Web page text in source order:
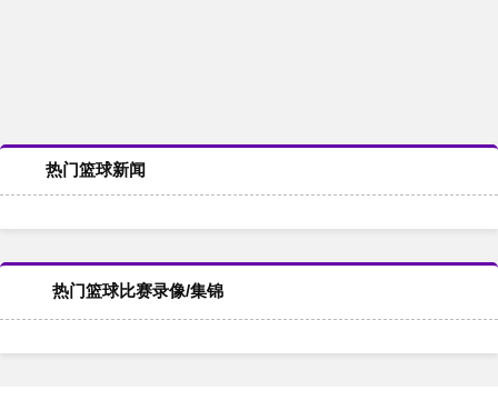
热门篮球新闻
热门篮球比赛录像/集锦